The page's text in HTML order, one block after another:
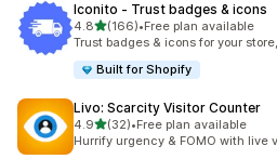
Iconito ‑ Trust badges & icons
4.85つ星中
(166)
合計レビュー数：166件
•Free plan available
Trust badges & icons for your
Built for Shopify
Livo: Scarcity Visitor Counter
4.95つ星中
(32)
合計レビュー数：32件
•Free plan available
Hurrify urgency & FOMO with live